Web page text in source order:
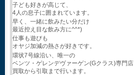
子ども好きが高じて、
4人の息子に囲まれています。
早く、一緒に飲みたい分だけ
最近控え目な飲み方に^^*)
仕事も遊びも
オヤジ加減の熱さが好きです。
環状7号線沿い、唯一の
ベンツ・ゲレンデヴァーゲン(Gクラス)専門店
買取から引取まで行います。